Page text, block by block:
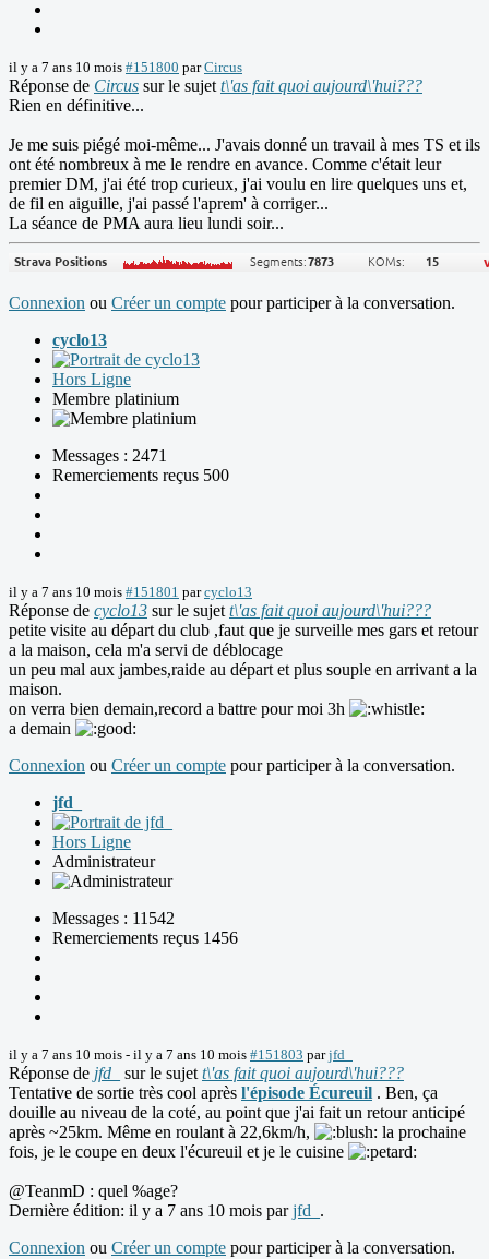
il y a 7 ans 10 mois #151800 parCircus
Réponse de Circus sur le sujet t\'as fait quoi aujourd\'hui???
Rien en définitive...
Je me suis piégé moi-même... J'avais donné un travail à mes TS et ils
ont été nombreux à me le rendre en avance. Comme c'était leur
premier DM, j'ai été trop curieux, j'ai voulu en lire quelques uns et,
de fil en aiguille, j'ai passé l'aprem' à corriger...
La séance de PMA aura lieu lundi soir...
Connexion ou Créer un compte pour participer à la conversation.
cyclo13
Hors Ligne
Membre platinium
Messages : 2471
Remerciements reçus 500
il y a 7 ans 10 mois #151801 parcyclo13
Réponse de cyclo13 sur le sujet t\'as fait quoi aujourd\'hui???
petite visite au départ du club ,faut que je surveille mes gars et retour
a la maison, cela m'a servi de déblocage
un peu mal aux jambes,raide au départ et plus souple en arrivant a la
maison.
on verra bien demain,record a battre pour moi 3h
a demain
Connexion ou Créer un compte pour participer à la conversation.
jfd_
Hors Ligne
Administrateur
Messages : 11542
Remerciements reçus 1456
il y a 7 ans 10 mois - il y a 7 ans 10 mois #151803 parjfd_
Réponse de jfd_ sur le sujet t\'as fait quoi aujourd\'hui???
Tentative de sortie très cool après l'épisode Écureuil . Ben, ça
douille au niveau de la coté, au point que j'ai fait un retour anticipé
après ~25km. Même en roulant à 22,6km/h,
la prochaine
fois, je le coupe en deux l'écureuil et je le cuisine
@TeanmD : quel %age?
Dernière édition: il y a 7 ans 10 mois parjfd_ .
Connexion ou Créer un compte pour participer à la conversation.